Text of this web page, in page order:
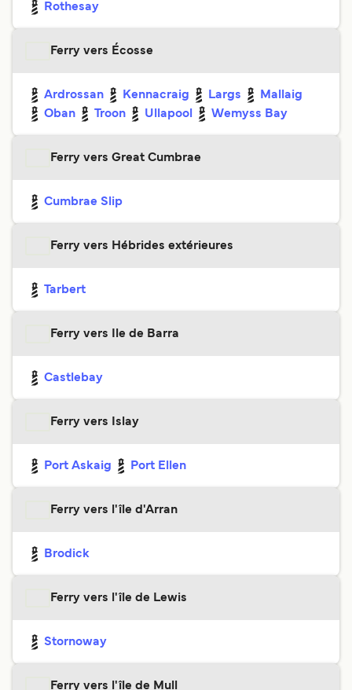
Rothesay
Ferry vers Écosse
Ardrossan Kennacraig Largs
Mallaig
Oban
Troon Ullapool Wemyss Bay
Ferry vers Great Cumbrae
Cumbrae Slip
Ferry vers Hébrides extérieures
Tarbert
Ferry vers Ile de Barra
Castlebay
Ferry vers Islay
Port Askaig Port Ellen
Ferry vers l'île d'Arran
Brodick
Ferry vers l'île de Lewis
Stornoway
Ferry vers l'île de Mull